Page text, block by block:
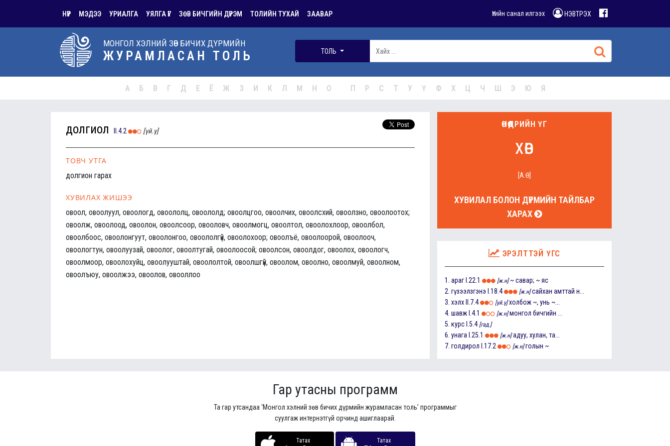
НҮҮР МЭДЭЭ УРИАЛГА УЯЛГА ҮГ ЗӨВ БИЧГИЙН ДҮРЭМ ТОЛИЙН ТУХАЙ ЗААВАР Үгийн санал илгээх НЭВТРЭХ
МОНГОЛ ХЭЛНИЙ ЗӨВ БИЧИХ ДҮРМИЙН
ЖУРАМЛАСАН ТОЛЬ ТОЛЬ
А Б В Г Д Е Ё Ж З И К Л М Н О П Р С Т У Ү Ф Х Ц Ч Ш Э Ю Я
долгиол II.4.2 [үй.ү]
ТОВЧ УТГА
долгион гарах
ХУВИЛАХ ЖИШЭЭ
овоол, овоолуул, овоологд, овоололц, овоололд; овоолцгоо, овоолчих, овоолсхий, овоолзно, овоолоотох;
овоолж, овоолоод, овоолон, овоолсоор, овооловч, овоолмогц, овоолтол, овоолохлоор, овоолбол,
овоолбоос, овоолонгуут, овоолонгоо, овоололгүй, овоолохоор; овоолъё, овоолоорой, овоолооч,
овоологтун, овоолуузай, овоолог, овоолтугай, овоолоосой; овоолсон, овоолдог, овоолох, овоологч,
овоолмоор, овоолохуйц, овоолууштай, овоололтой, овоолшгүй, овоолом, овоолно, овоолмуй, овоолном,
овоолъюу, овоолжээ, овоолов, овооллоо
ӨНӨӨДРИЙН ҮГ
хөв
[А.Ө]
ХУВИЛАЛ БОЛОН ДҮРМИЙН ТАЙЛБАР
ХАРАХ
ЭРЭЛТТЭЙ ҮГС
1. араг I.22.1 [ж.н] ~ савар; ~ яс
2. гүзээлзгэнэ I.18.4 [ж.н] сайхан амттай н...
3. хэлх II.7.4 [үй.ү] холбож ~, унь ~...
4. шавж I.4.1 [ж.н] монгол бичгийн ...
5. курс I.5.4 [гад.]
6. унага I.25.1 [ж.н] адуу, хулан, та...
7. голдирол I.17.2 [ж.н] голын ~
Гар утасны программ
Та гар утсандаа ‘Монгол хэлний зөв бичих дүрмийн журамласан толь’ программыг
суулгаж интернэтгүй орчинд ашиглаарай.
Татах Татах